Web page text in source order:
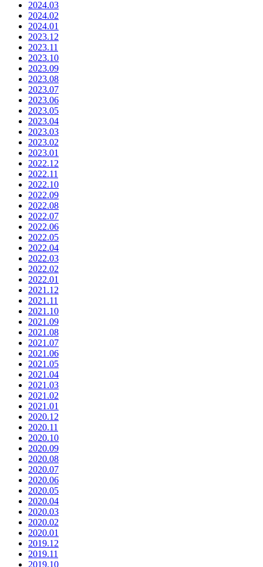
2024.03
2024.02
2024.01
2023.12
2023.11
2023.10
2023.09
2023.08
2023.07
2023.06
2023.05
2023.04
2023.03
2023.02
2023.01
2022.12
2022.11
2022.10
2022.09
2022.08
2022.07
2022.06
2022.05
2022.04
2022.03
2022.02
2022.01
2021.12
2021.11
2021.10
2021.09
2021.08
2021.07
2021.06
2021.05
2021.04
2021.03
2021.02
2021.01
2020.12
2020.11
2020.10
2020.09
2020.08
2020.07
2020.06
2020.05
2020.04
2020.03
2020.02
2020.01
2019.12
2019.11
2019.10